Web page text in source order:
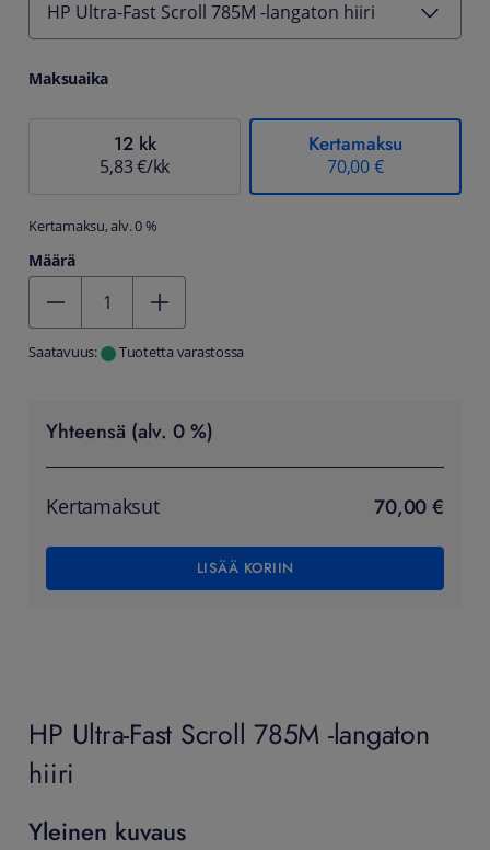
HP Ultra-Fast Scroll 785M -langaton hiiri
Maksuaika
12 kk
5,83 €/kk
Kertamaksu
70,00 €
Kertamaksu, alv. 0 %
Määrä
Saatavuus: Tuotetta varastossa
Yhteensä (alv. 0 %)
Kertamaksut 70,00 €
LISÄÄ KORIIN
HP Ultra-Fast Scroll 785M -langaton
hiiri
Yleinen kuvaus